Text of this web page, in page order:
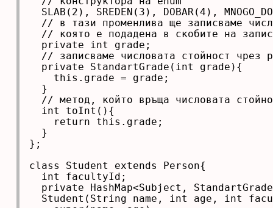
SLAB(2), SREDEN(3), DOBAR(4),
// в тази променлива ще записваме
// която е подадена в скобите на
  private int grade;
// записваме числовата стойност чрез
  private StandartGrade(int grade){
    this.grade = grade;
  }
// метод, който връща числовата
  int toInt(){
    return this.grade;
  }
};
class Student extends Person{
  int facultyId;
private HashMap<Subject,
Student(String name, int age, int